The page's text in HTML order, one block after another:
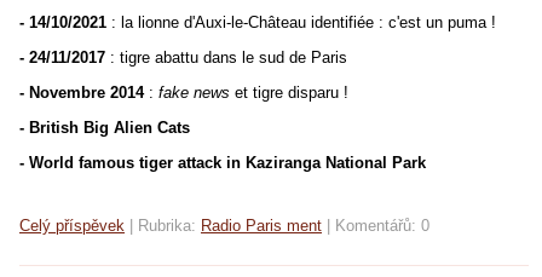
- 14/10/2021 : la lionne d'Auxi-le-Château identifiée : c'est un puma !
- 24/11/2017 : tigre abattu dans le sud de Paris
- Novembre 2014 : fake news et tigre disparu !
- British Big Alien Cats
- World famous tiger attack in Kaziranga National Park
Celý příspěvek Rubrika: Radio Paris ment Komentářů: 0